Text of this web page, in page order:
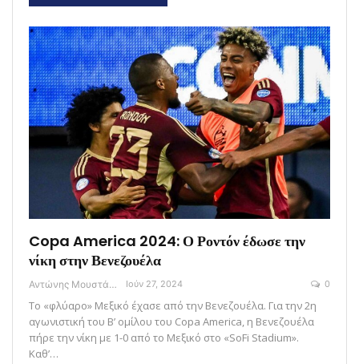
Copa America 2024: Ο Ροντόν έδωσε την
νίκη στην Βενεζουέλα
Αντώνης Μουστάκας Ιούν 27, 2024 0
Το «φλύαρο» Μεξικό έχασε από την Βενεζουέλα. Για την 2η
αγωνιστική του Β’ ομίλου του Copa America, η Βενεζουέλα
πήρε την νίκη με 1-0 από το Μεξικό στο «SoFi Stadium».
Καθ’…